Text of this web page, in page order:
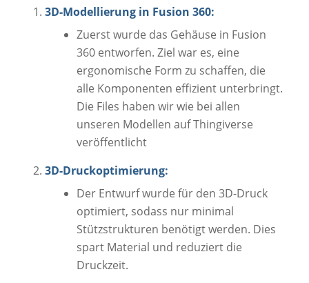
3D-Modellierung in Fusion 360:
Zuerst wurde das Gehäuse in Fusion
360 entworfen. Ziel war es, eine
ergonomische Form zu schaffen, die
alle Komponenten effizient unterbringt.
Die Files haben wir wie bei allen
unseren Modellen auf Thingiverse
veröffentlicht
3D-Druckoptimierung:
Der Entwurf wurde für den 3D-Druck
optimiert, sodass nur minimal
Stützstrukturen benötigt werden. Dies
spart Material und reduziert die
Druckzeit.